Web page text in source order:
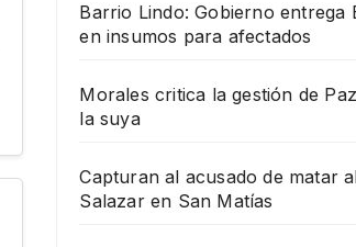
Barrio Lindo: Gobierno entrega
en insumos para afectados
Morales critica la gestión de
la suya
Capturan al acusado de matar
Salazar en San Matías